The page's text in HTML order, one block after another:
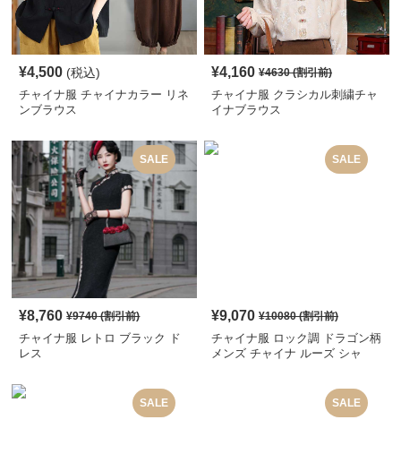
¥4,500 (税込)
チャイナ服 チャイナカラー リネ
ンブラウス
¥4,160 ¥4630(割引前)
チャイナ服 クラシカル刺繍チャ
イナブラウス
SALE
¥8,760 ¥9740(割引前)
チャイナ服 レトロ ブラック ド
レス
SALE
¥9,070 ¥10080(割引前)
チャイナ服 ロック調 ドラゴン柄
メンズ チャイナ ルーズ シャ
SALE SALE